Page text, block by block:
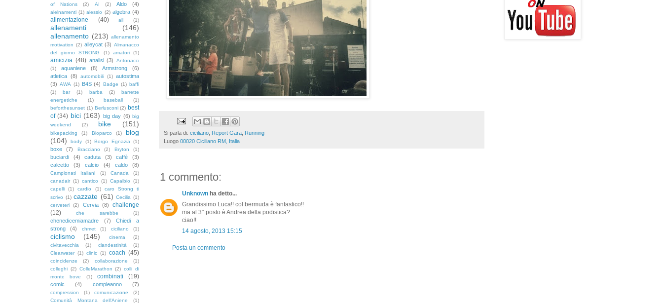
Si parla di: ciciliano Report Gara Running
Luogo 00020 Ciciliano RM, Italia
1 commento:
Unknown ha detto...
Grandissimo Luca!! col bermuda è fantastico!!
ma al 3° posto è Andrea della podistica?
ciao!!
14 agosto, 2013 15:15
Posta un commento
of Nations
(2) AI (2) Aldo (4)
alelnamenti (1) alessio (2) algebra (4)
alimentazione (40) all (1)
allenamenti
(146)
allenamento (213) allenamento
motivation (2) alleycat (3) Almanacco
del giorno STRONG
(1) amatori (1)
amicizia (48) analisi (3)
Antonacci
(1)
aquaniene (8) Armstrong
(6)
atletica (8) automobili (1) autostima
(3) AWA (1) B4S (4) Badge (1) baffi
(1)
bar (1) barba (2)
barrette
energetiche
(1) baseball
(1)
beforthesunset (1) Berlusconi (2) best
of (34) bici (163) big day (6) big
weekend
(2) bike (151)
bikepacking (1) Bioparco (1)
blog
(104)
body (1) Borgo Egnazia (1)
boxe (7) Bracciano (2) Bryton (1)
buciardi (4) caduta (3) caffè
(3)
calcetto
(3) calcio (4) caldo (8)
Campionati Italiani (1) Canada
(1)
canadair (1) cantico (1) Capalbio
(1)
capelli
(1) cardio (1)
caro Strong ti
scrivo (1) cazzate (61) Cecilia (1)
cerveteri
(2) Cervia (8)
challenge
(12)
che sarebbe (1)
chenedicemiamadre (7)
Chiedi a
strong
(4) chmet (1) ciciliano (1)
ciclismo (145) cinema
(2)
civitavecchia
(1) clandestinità
(1)
Clearwater (1) clinic (1) coach (45)
coincidenze (2) collaborazione
(1)
colleghi (2) ColleMarathon (2) colli di
monte bove
(1) combinati (19)
comic (4) compleanno (7)
compression (1) comunicazione
(2)
Comunità Montana dell'Aniene
(1)